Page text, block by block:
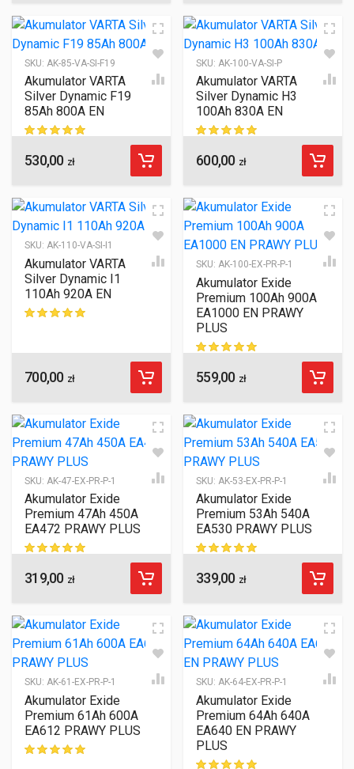
SKU: AK-85-VA-SI-F19
Akumulator VARTA
Silver Dynamic F19
85Ah 800A EN
ocen klientów
530,00 zł
SKU: AK-100-VA-SI-P
Akumulator VARTA
Silver Dynamic H3
100Ah 830A EN
ocen klientów
600,00 zł
SKU: AK-110-VA-SI-I1
Akumulator VARTA
Silver Dynamic I1
110Ah 920A EN
700,00 zł
SKU: AK-100-EX-PR-P-1
Akumulator Exide
Premium 100Ah 900A
EA1000 EN PRAWY
PLUS
ocen klientów
559,00 zł
SKU: AK-47-EX-PR-P-1
Akumulator Exide
Premium 47Ah 450A
EA472 PRAWY PLUS
ocen klientów
319,00 zł
SKU: AK-53-EX-PR-P-1
Akumulator Exide
Premium 53Ah 540A
EA530 PRAWY PLUS
ocen klientów
339,00 zł
SKU: AK-61-EX-PR-P-1
Akumulator Exide
Premium 61Ah 600A
EA612 PRAWY PLUS
SKU: AK-64-EX-PR-P-1
Akumulator Exide
Premium 64Ah 640A
EA640 EN PRAWY
PLUS